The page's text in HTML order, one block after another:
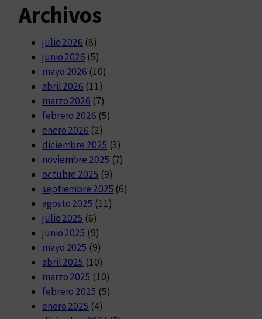
Archivos
julio 2026 (8)
junio 2026 (5)
mayo 2026 (10)
abril 2026 (11)
marzo 2026 (7)
febrero 2026 (5)
enero 2026 (2)
diciembre 2025 (3)
noviembre 2025 (7)
octubre 2025 (9)
septiembre 2025 (6)
agosto 2025 (11)
julio 2025 (6)
junio 2025 (9)
mayo 2025 (9)
abril 2025 (10)
marzo 2025 (10)
febrero 2025 (5)
enero 2025 (4)